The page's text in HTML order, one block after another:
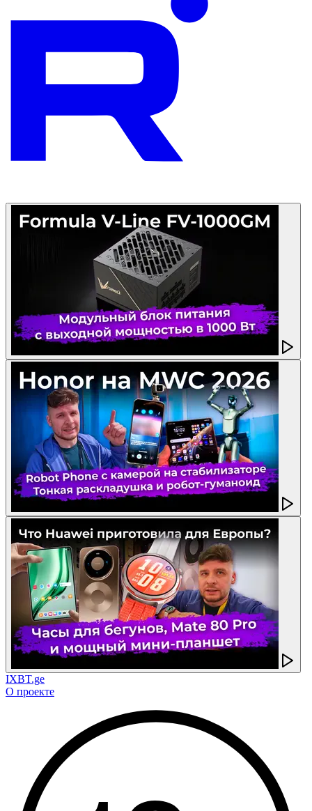
IXBT.ge
О проекте